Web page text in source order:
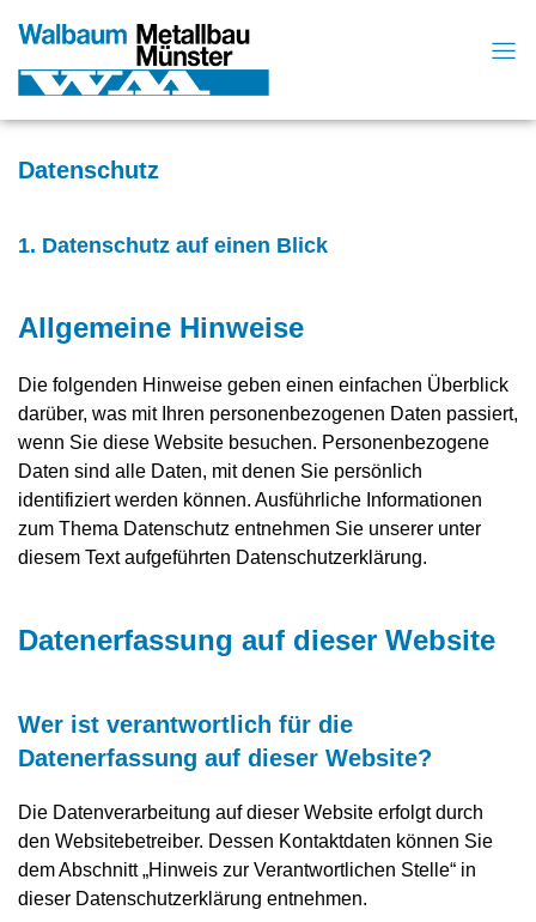
Datenschutz
1. Datenschutz auf einen Blick
Allgemeine Hinweise
Die folgenden Hinweise geben einen einfachen Überblick
darüber, was mit Ihren personenbezogenen Daten passiert,
wenn Sie diese Website besuchen. Personenbezogene
Daten sind alle Daten, mit denen Sie persönlich
identifiziert werden können. Ausführliche Informationen
zum Thema Datenschutz entnehmen Sie unserer unter
diesem Text aufgeführten Datenschutzerklärung.
Datenerfassung auf dieser Website
Wer ist verantwortlich für die
Datenerfassung auf dieser Website?
Die Datenverarbeitung auf dieser Website erfolgt durch
den Websitebetreiber. Dessen Kontaktdaten können Sie
dem Abschnitt „Hinweis zur Verantwortlichen Stelle“ in
dieser Datenschutzerklärung entnehmen.